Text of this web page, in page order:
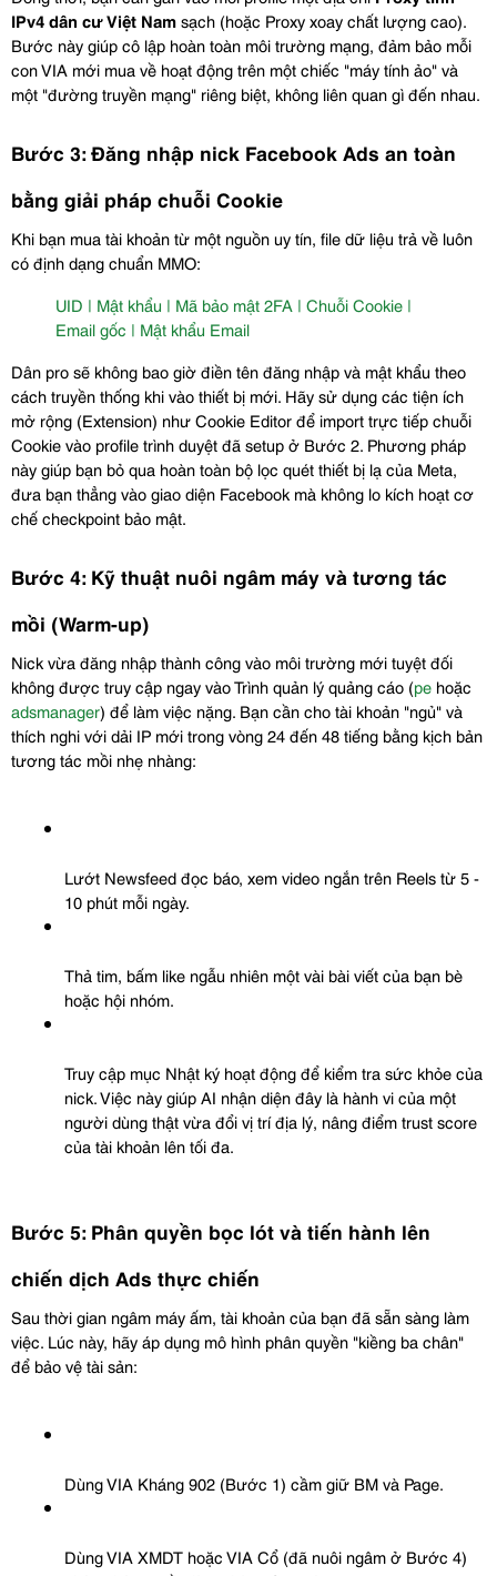
IPv4 dân cư Việt Nam sạch (hoặc Proxy xoay chất lượng cao).
Bước này giúp cô lập hoàn toàn môi trường mạng, đảm bảo mỗi
con VIA mới mua về hoạt động trên một chiếc "máy tính ảo" và
một "đường truyền mạng" riêng biệt, không liên quan gì đến nhau.
Bước 3: Đăng nhập nick Facebook Ads an toàn
bằng giải pháp chuỗi Cookie
Khi bạn mua tài khoản từ một nguồn uy tín, file dữ liệu trả về luôn
có định dạng chuẩn MMO:
UID | Mật khẩu | Mã bảo mật 2FA | Chuỗi Cookie |
Email gốc | Mật khẩu Email
Dân pro sẽ không bao giờ điền tên đăng nhập và mật khẩu theo
cách truyền thống khi vào thiết bị mới. Hãy sử dụng các tiện ích
mở rộng (Extension) như Cookie Editor để import trực tiếp chuỗi
Cookie vào profile trình duyệt đã setup ở Bước 2. Phương pháp
này giúp bạn bỏ qua hoàn toàn bộ lọc quét thiết bị lạ của Meta,
đưa bạn thẳng vào giao diện Facebook mà không lo kích hoạt cơ
chế checkpoint bảo mật.
Bước 4: Kỹ thuật nuôi ngâm máy và tương tác
mồi (Warm-up)
Nick vừa đăng nhập thành công vào môi trường mới tuyệt đối
không được truy cập ngay vào Trình quản lý quảng cáo (pe
adsmanager) để làm việc nặng. Bạn cần cho tài khoản "ngủ" và
thích nghi với dải IP mới trong vòng 24 đến 48 tiếng bằng kịch bản
tương tác mồi nhẹ nhàng:
Lướt Newsfeed đọc báo, xem video ngắn trên Reels từ 5 -
10 phút mỗi ngày.
Thả tim, bấm like ngẫu nhiên một vài bài viết của bạn bè
hoặc hội nhóm.
Truy cập mục Nhật ký hoạt động để kiểm tra sức khỏe của
nick. Việc này giúp AI nhận diện đây là hành vi của một
người dùng thật vừa đổi vị trí địa lý, nâng điểm trust score
của tài khoản lên tối đa.
Bước 5: Phân quyền bọc lót và tiến hành lên
chiến dịch Ads thực chiến
Sau thời gian ngâm máy ấm, tài khoản của bạn đã sẵn sàng làm
việc. Lúc này, hãy áp dụng mô hình phân quyền "kiềng ba chân"
để bảo vệ tài sản:
Dùng VIA Kháng 902 (Bước 1) cầm giữ BM và Page.
Dùng VIA XMDT hoặc VIA Cổ (đã nuôi ngâm ở Bước 4)